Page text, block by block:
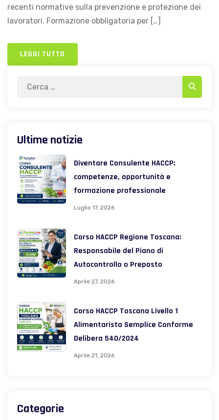
recenti normative sulla prevenzione e protezione dei
lavoratori. Formazione obbligatoria per […]
LEGGI TUTTO
Search
Search
Ultime notizie
Diventare Consulente HACCP:
competenze, opportunità e
formazione professionale
Luglio 17, 2026
Corso HACCP Regione Toscana:
Responsabile del Piano di
Autocontrollo o Preposto
Aprile 27, 2026
Corso HACCP Toscana Livello 1
Alimentarista Semplice Conforme
Delibera 540/2024
Aprile 21, 2026
Categorie